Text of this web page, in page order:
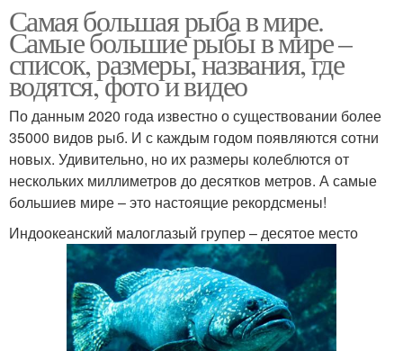
Самая большая рыба в мире.
Самые большие рыбы в мире –
список, размеры, названия, где
водятся, фото и видео
По данным 2020 года известно о существовании более
35000 видов рыб. И с каждым годом появляются сотни
новых. Удивительно, но их размеры колеблются от
нескольких миллиметров до десятков метров. А самые
большиев мире – это настоящие рекордсмены!
Индоокеанский малоглазый групер – десятое место